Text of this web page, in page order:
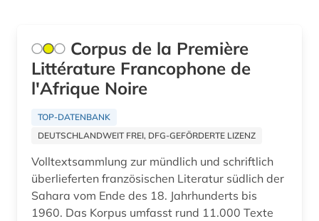
Corpus de la Première
Littérature Francophone de
l'Afrique Noire
TOP-DATENBANK
DEUTSCHLANDWEIT FREI, DFG-GEFÖRDERTE LIZENZ
Volltextsammlung zur mündlich und schriftlich
überlieferten französischen Literatur südlich der
Sahara vom Ende des 18. Jahrhunderts bis
1960. Das Korpus umfasst rund 11.000 Texte